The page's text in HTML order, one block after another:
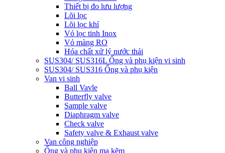
Thiết bị đo lưu lượng
Lõi lọc
Lõi lọc khí
Vỏ lọc tinh Inox
Vỏ màng RO
Hóa chất xử lý nước thải
SUS304/ SUS316L Ống và phụ kiện vi sinh
SUS304/ SUS316 Ống và phụ kiện
Van vi sinh
Ball Vavle
Butterfly valve
Sample valve
Diaphragm valve
Check valve
Safety valve & Exhaust valve
Van công nghiệp
Ống và phụ kiện mạ kẽm